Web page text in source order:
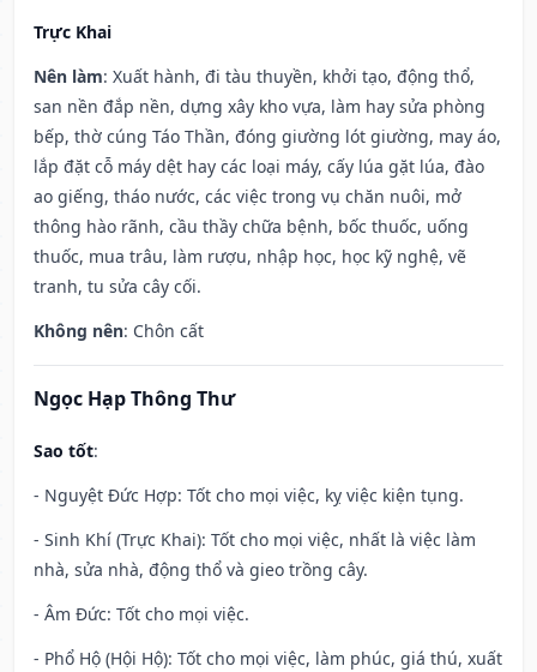
Trực Khai
Nên làm: Xuất hành, đi tàu thuyền, khởi tạo, động thổ,
san nền đắp nền, dựng xây kho vựa, làm hay sửa phòng
bếp, thờ cúng Táo Thần, đóng giường lót giường, may áo,
lắp đặt cỗ máy dệt hay các loại máy, cấy lúa gặt lúa, đào
ao giếng, tháo nước, các việc trong vụ chăn nuôi, mở
thông hào rãnh, cầu thầy chữa bệnh, bốc thuốc, uống
thuốc, mua trâu, làm rượu, nhập học, học kỹ nghệ, vẽ
tranh, tu sửa cây cối.
Không nên: Chôn cất
Ngọc Hạp Thông Thư
Sao tốt:
- Nguyệt Đức Hợp: Tốt cho mọi việc, kỵ việc kiện tụng.
- Sinh Khí (Trực Khai): Tốt cho mọi việc, nhất là việc làm
nhà, sửa nhà, động thổ và gieo trồng cây.
- Âm Đức: Tốt cho mọi việc.
- Phổ Hộ (Hội Hộ): Tốt cho mọi việc, làm phúc, giá thú, xuất